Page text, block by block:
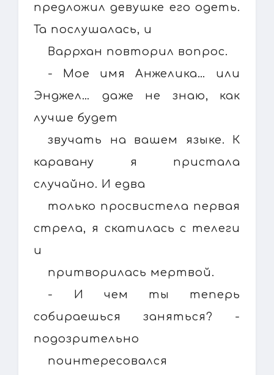
предложил девушке его одеть.
Та послушалась, и
Варрхан повторил вопрос.
- Мое имя Анжелика… или
Энджел… даже не знаю, как
лучше будет
звучать на вашем языке. К
каравану я пристала
случайно. И едва
только просвистела первая
стрела, я скатилась с телеги
и
притворилась мертвой.
- И чем ты теперь
собираешься заняться? -
подозрительно
поинтересовался